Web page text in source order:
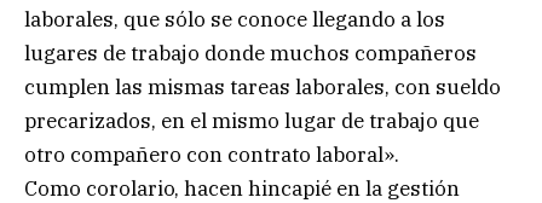
laborales, que sólo se conoce llegando a los
lugares de trabajo donde muchos compañeros
cumplen las mismas tareas laborales, con sueldo
precarizados, en el mismo lugar de trabajo que
otro compañero con contrato laboral».
Como corolario, hacen hincapié en la gestión